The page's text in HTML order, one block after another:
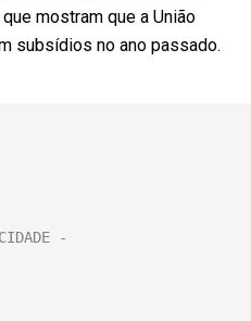
mostram que a União
subsídios no ano passado.